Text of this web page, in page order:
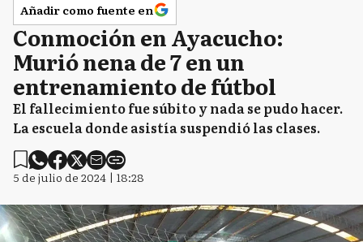
Añadir como fuente en
Conmoción en Ayacucho:
Murió nena de 7 en un
entrenamiento de fútbol
El fallecimiento fue súbito y nada se pudo hacer.
La escuela donde asistía suspendió las clases.
5 de julio de 2024 | 18:28